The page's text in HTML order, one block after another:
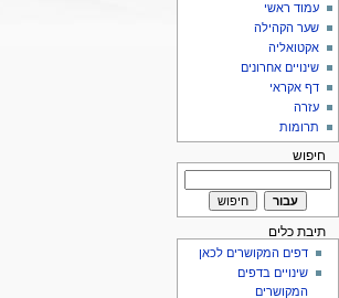
עמוד ראשי
שער הקהילה
אקטואליה
שינויים אחרונים
דף אקראי
עזרה
תרומות
חיפוש
תיבת כלים
דפים המקושרים לכאן
שינויים בדפים
המקושרים